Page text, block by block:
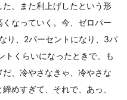
、また利上げしたという形
なっていく。今、ゼロパー
り、2パーセントになり、3パ
トくらいになったときで、も
、冷やさなきゃ、冷やさな
めすぎて、それで、あっ、